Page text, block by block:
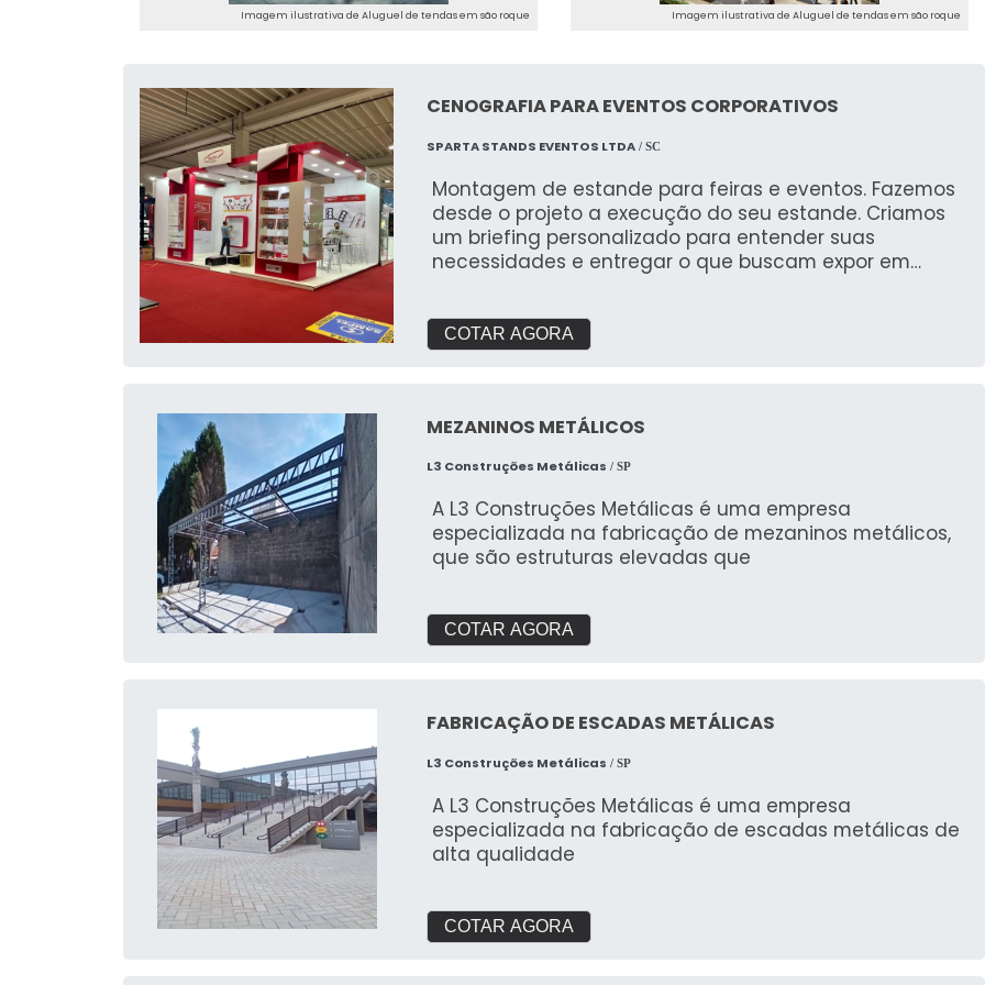
Imagem ilustrativa de Aluguel de tendas em são roque Imagem ilustrativa de Aluguel de tendas em são roque
CENOGRAFIA PARA EVENTOS CORPORATIVOS
SPARTA STANDS EVENTOS LTDA / SC
Montagem de estande para feiras e eventos. Fazemos
desde o projeto a execução do seu estande. Criamos
um briefing personalizado para entender suas
necessidades e entregar o que buscam expor em
COTAR AGORA
MEZANINOS METÁLICOS
L3 Construções Metálicas / SP
A L3 Construções Metálicas é uma empresa
especializada na fabricação de mezaninos metálicos,
que são estruturas elevadas que
COTAR AGORA
FABRICAÇÃO DE ESCADAS METÁLICAS
L3 Construções Metálicas / SP
A L3 Construções Metálicas é uma empresa
especializada na fabricação de escadas metálicas de
alta qualidade
COTAR AGORA